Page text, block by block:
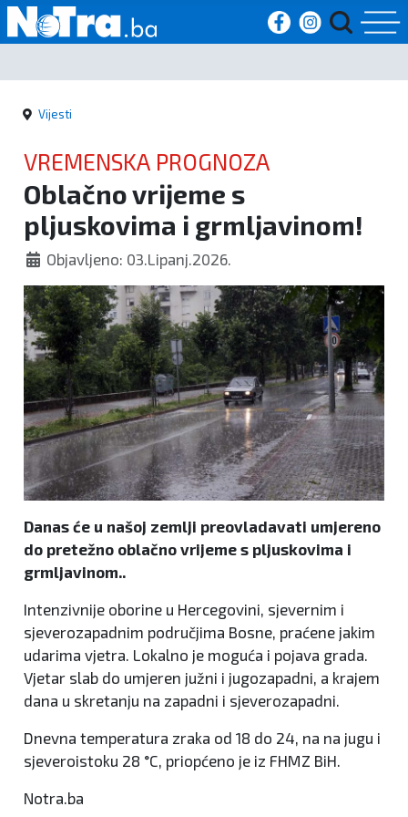
Početna
Vijesti
Sport
Kultura
Crna
kronika
Politika
Zanimljivosti
Vijesti
VREMENSKA PROGNOZA
Oblačno vrijeme s
pljuskovima i grmljavinom!
Objavljeno: 03.Lipanj.2026.
Danas će u našoj zemlji preovladavati umjereno
do pretežno oblačno vrijeme s pljuskovima i
grmljavinom..
Intenzivnije oborine u Hercegovini, sjevernim i
sjeverozapadnim područjima Bosne, praćene jakim
udarima vjetra. Lokalno je moguća i pojava grada.
Vjetar slab do umjeren južni i jugozapadni, a krajem
dana u skretanju na zapadni i sjeverozapadni.
Dnevna temperatura zraka od 18 do 24, na na jugu i
sjeveroistoku 28 °C, priopćeno je iz FHMZ BiH.
Notra.ba